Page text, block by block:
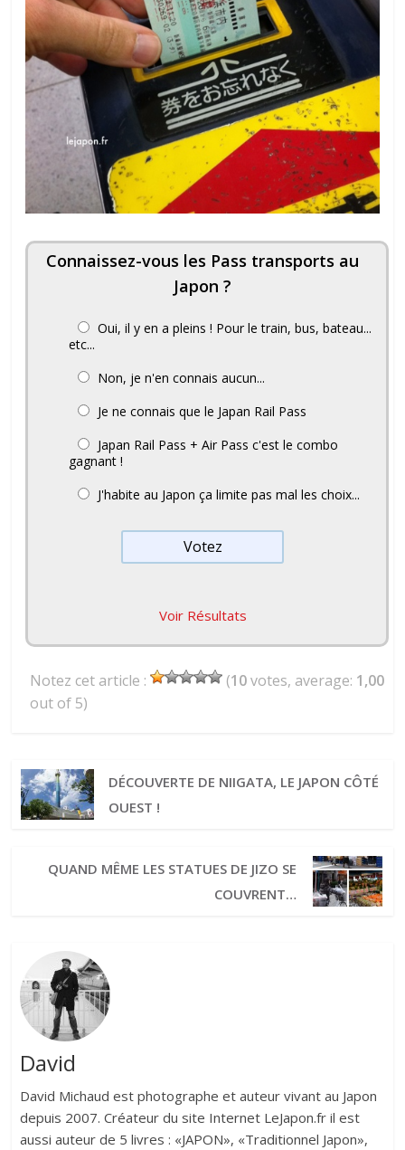
Connaissez-vous les Pass transports au
Japon ?
Oui, il y en a pleins ! Pour le train, bus, bateau...
etc...
Non, je n'en connais aucun...
Je ne connais que le Japan Rail Pass
Japan Rail Pass + Air Pass c'est le combo
gagnant !
J'habite au Japon ça limite pas mal les choix...
Voir Résultats
Notez cet article : (10votes, average: 1,00
out of 5)
DÉCOUVERTE DE NIIGATA, LE JAPON CÔTÉ
OUEST !
QUAND MÊME LES STATUES DE JIZO SE
COUVRENT…
David
David Michaud est photographe et auteur vivant au Japon
depuis 2007. Créateur du site Internet LeJapon.fr il est
aussi auteur de 5 livres : «JAPON», «Traditionnel Japon»,